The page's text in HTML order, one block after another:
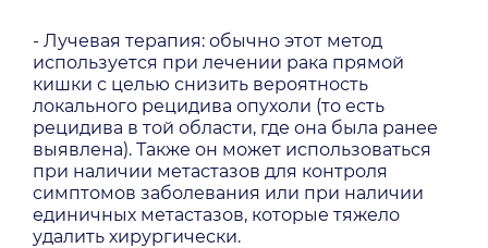
- Лучевая терапия: обычно этот метод
используется при лечении рака прямой
кишки с целью снизить вероятность
локального рецидива опухоли (то есть
рецидива в той области, где она была ранее
выявлена). Также он может использоваться
при наличии метастазов для контроля
симптомов заболевания или при наличии
единичных метастазов, которые тяжело
удалить хирургически.